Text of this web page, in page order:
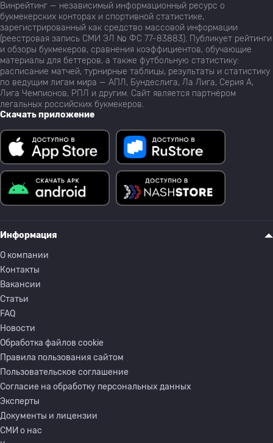
Винрейтинг — независимый информационный ресурс о
букмекерских конторах и спортивной статистике,
зарегистрированный как средство массовой информации
(реестровая запись СМИ ЭЛ № ФС 77-83883). Публикует рейтинги
и обзоры букмекеров, сравнения коэффициентов, обучающие
материалы для беттеров, а также футбольную статистику:
расписание матчей, турнирные таблицы, результаты и статистику
по ведущим лигам мира — АПЛ, Бундеслига, Ла Лига, Серия А,
Лига Чемпионов, РПЛ и другим. Сайт является партнёром
легальных российских букмекеров.
Скачать приложение
Информация
О компании
Контакты
Вакансии
Статьи
FAQ
Новости
Обработка файлов cookie
Правила пользования сайтом
Пользовательское соглашение
Согласие на обработку персональных данных
Эксперты
Документы и лицензии
СМИ о нас